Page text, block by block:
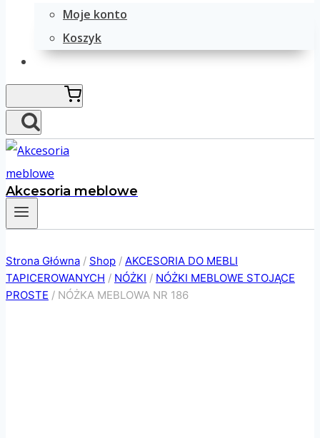
Moje konto
Koszyk
Akcesoria meblowe
Strona Główna / Shop / AKCESORIA DO MEBLI
TAPICEROWANYCH / NÓŻKI / NÓŻKI MEBLOWE STOJĄCE
PROSTE / NÓŻKA MEBLOWA NR 186